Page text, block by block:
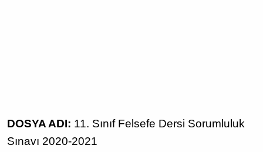
DOSYA ADI: 11. Sınıf Felsefe Dersi Sorumluluk
Sınavı 2020-2021